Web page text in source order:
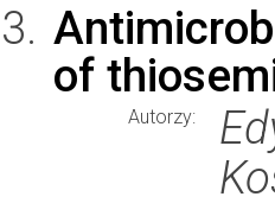
of
Autorzy: